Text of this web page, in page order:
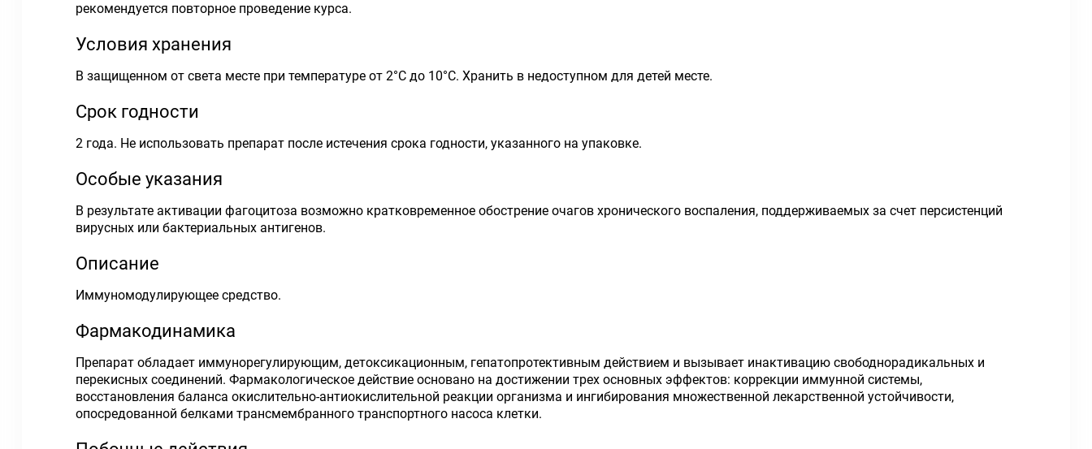
рекомендуется повторное проведение курса.
Условия хранения
В защищенном от света месте при температуре от 2°С до 10°С. Хранить в недоступном для детей месте.
Срок годности
2 года. Не использовать препарат после истечения срока годности, указанного на упаковке.
Особые указания
В результате активации фагоцитоза возможно кратковременное обострение очагов хронического воспаления, поддерживаемых за счет персистенций
вирусных или бактериальных антигенов.
Описание
Иммуномодулирующее средство.
Фармакодинамика
Препарат обладает иммунорегулирующим, детоксикационным, гепатопротективным действием и вызывает инактивацию свободнорадикальных и
перекисных соединений. Фармакологическое действие основано на достижении трех основных эффектов: коррекции иммунной системы,
восстановления баланса окислительно-антиокислительной реакции организма и ингибирования множественной лекарственной устойчивости,
опосредованной белками трансмембранного транспортного насоса клетки.